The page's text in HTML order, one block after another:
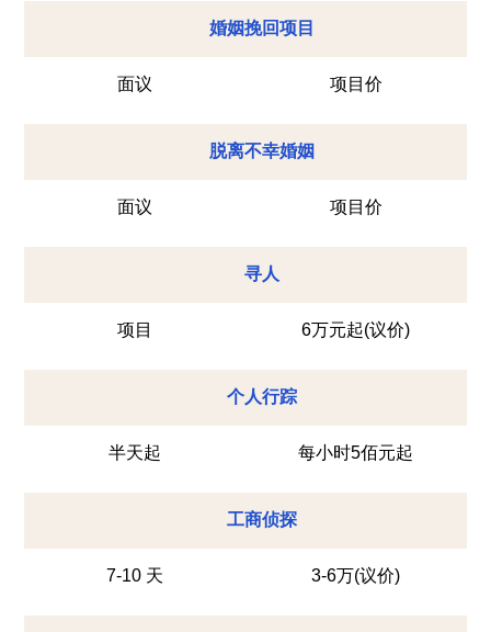
婚姻挽回项目
面议 项目价
脱离不幸婚姻
面议 项目价
寻人
项目 6万元起(议价)
个人行踪
半天起 每小时5佰元起
工商侦探
7-10 天 3-6万(议价)